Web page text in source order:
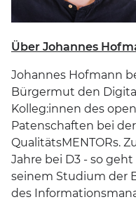
Über Johannes
Johannes Hofmann
Bürgermut den
Kolleg:innen des
Patenschaften bei
QualitätsMENTORs.
Jahre bei D3 - so
seinem Studium der
des